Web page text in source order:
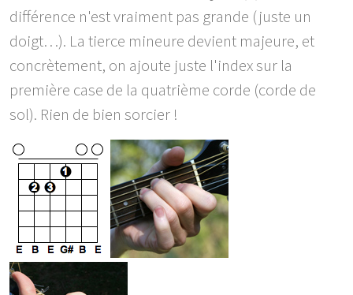
différence n'est vraiment pas grande (juste un
doigt…). La tierce mineure devient majeure, et
concrètement, on ajoute juste l'index sur la
première case de la quatrième corde (corde de
sol). Rien de bien sorcier !